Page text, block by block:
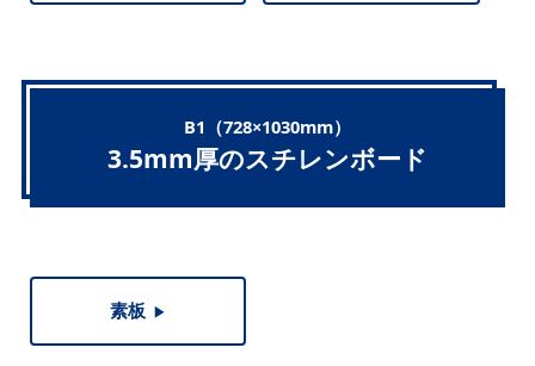
B1（728×1030mm）
3.5mm厚のスチレンボード
素板 ▶︎